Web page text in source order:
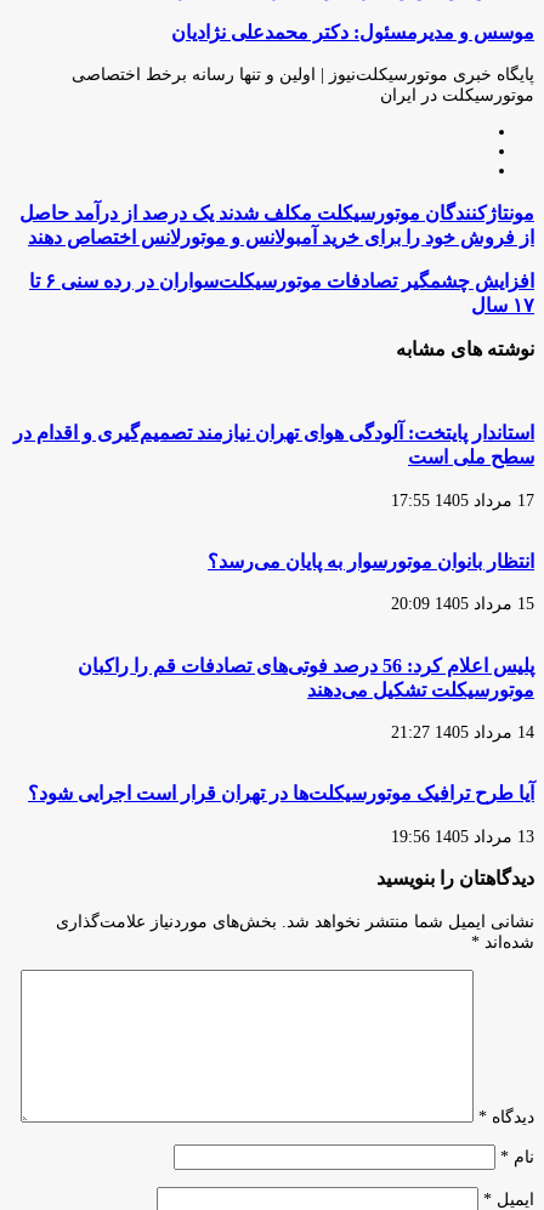
از
ایمیل
موسس و مدیرمسئول: دکتر محمدعلی نژادیان
پایگاه خبری موتورسیکلت‌نیوز | اولین و تنها رسانه برخط اختصاصی
موتورسیکلت در ایران
مونتاژکنندگان
موتورسیکلت
مکلف
شدند
یک
درصد
درآمد
خود
را
خرید
موتورلانس
دهند
مونتاژکنندگان موتورسیکلت مکلف شدند یک درصد از درآمد حاصل
از فروش خود را برای خرید آمبولانس و موتورلانس اختصاص دهند
افزایش
چشمگیر
تصادفات
موتورسیکلت‌سواران
در
۶
تا
۱۷
افزایش چشمگیر تصادفات موتورسیکلت‌سواران در رده سنی ۶ تا
۱۷ سال
نوشته های مشابه
استاندار پایتخت: آلودگی هوای تهران نیازمند تصمیم‌گیری و اقدام در
سطح ملی است
17 مرداد 1405 17:55
انتظار بانوان موتورسوار به پایان می‌رسد؟
15 مرداد 1405 20:09
پلیس اعلام کرد: 56 درصد فوتی‌های تصادفات قم را راکبان
موتورسیکلت تشکیل می‌دهند
14 مرداد 1405 21:27
آیا طرح ترافیک موتورسیکلت‌ها در تهران قرار است اجرایی شود؟
13 مرداد 1405 19:56
دیدگاهتان را بنویسید
نشانی ایمیل شما منتشر نخواهد شد.
بخش‌های موردنیاز علامت‌گذاری
شده‌اند *
دیدگاه *
نام *
ایمیل *